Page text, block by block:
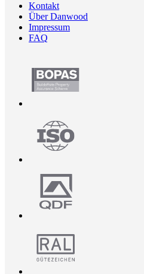
Kontakt
Über Danwood
Impressum
FAQ